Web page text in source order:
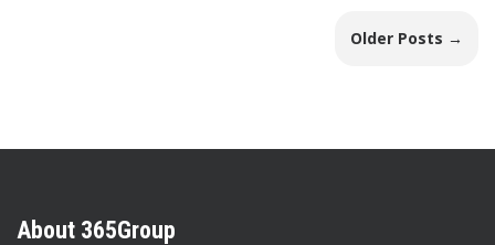
Older Posts →
About 365Group